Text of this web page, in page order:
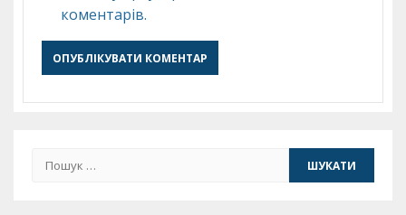
коментарів.
Пошук: